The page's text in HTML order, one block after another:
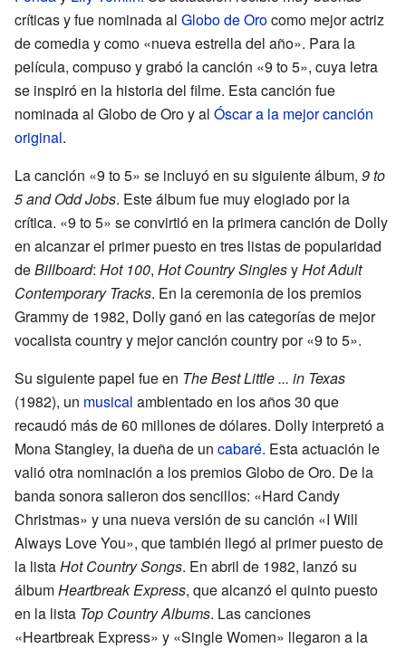
críticas y fue nominada al Globo de Orocomo mejor actriz
de comedia y como «nueva estrella del año». Para la
película, compuso y grabó la canción «9 to 5», cuya letra
se inspiró en la historia del filme. Esta canción fue
nominada al Globo de Oro y al Óscar a la mejor canción
original.
La canción «9 to 5» se incluyó en su siguiente álbum, 9 to
5 and Odd Jobs. Este álbum fue muy elogiado por la
crítica. «9 to 5» se convirtió en la primera canción de Dolly
en alcanzar el primer puesto en tres listas de popularidad
deBillboard: Hot 100, Hot Country SinglesyHot Adult
Contemporary Tracks. En la ceremonia de los premios
Grammy de 1982, Dolly ganó en las categorías de mejor
vocalista country y mejor canción country por «9 to 5».
Su siguiente papel fue en The Best Little ... in Texas
(1982), un musical ambientado en los años 30 que
recaudó más de 60 millones de dólares. Dolly interpretó a
Mona Stangley, la dueña de un cabaré. Esta actuación le
valió otra nominación a los premios Globo de Oro. De la
banda sonora salieron dos sencillos: «Hard Candy
Christmas» y una nueva versión de su canción «I Will
Always Love You», que también llegó al primer puesto de
la listaHot Country Songs. En abril de 1982, lanzó su
álbumHeartbreak Express, que alcanzó el quinto puesto
en la lista Top Country Albums. Las canciones
«Heartbreak Express» y «Single Women» llegaron a la